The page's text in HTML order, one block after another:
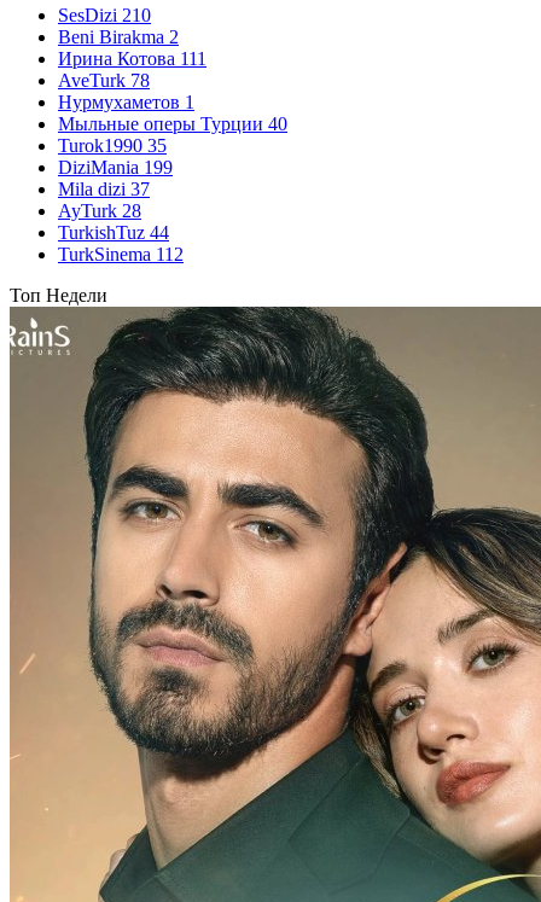
SesDizi 210
Beni Birakma 2
Ирина Котова 111
AveTurk 78
Нурмухаметов 1
Мыльные оперы Турции 40
Turok1990 35
DiziMania 199
Mila dizi 37
AyTurk 28
TurkishTuz 44
TurkSinema 112
Топ Недели